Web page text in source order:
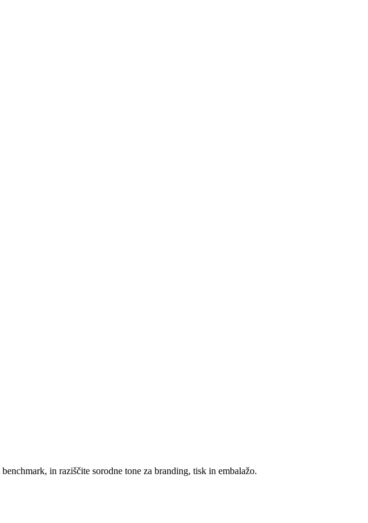
in raziščite sorodne tone za branding, tisk in embalažo.